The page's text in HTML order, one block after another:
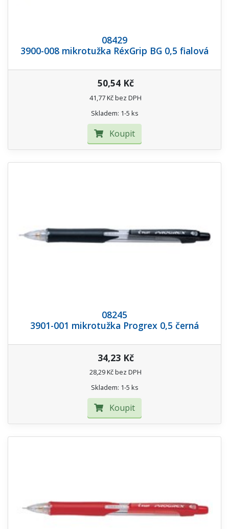
08429
3900-008 mikrotužka RéxGrip BG 0,5 fialová
50,54 Kč
41,77 Kč bez DPH
Skladem: 1-5 ks
Koupit
08245
3901-001 mikrotužka Progrex 0,5 černá
34,23 Kč
28,29 Kč bez DPH
Skladem: 1-5 ks
Koupit